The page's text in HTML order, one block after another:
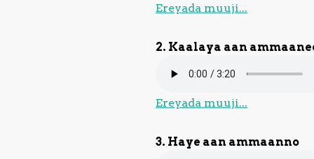
Ereyada muuji...
2. Kaalaya aan
Ereyada muuji...
3. Haye aan ammaanno